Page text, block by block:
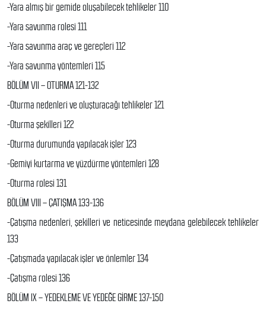
-Yara almış bir gemide oluşabilecek tehlikeler 110
-Yara savunma rolesi 111
-Yara savunma araç ve gereçleri 112
-Yara savunma yöntemleri 115
BÖLÜM VII – OTURMA 121-132
-Oturma nedenleri ve oluşturacağı tehlikeler 121
-Oturma şekilleri 122
-Oturma durumunda yapılacak işler 123
-Gemiyi kurtarma ve yüzdürme yöntemleri 128
-Oturma rolesi 131
BÖLÜM VIII – ÇATIŞMA 133-136
-Çatışma nedenleri, şekilleri ve neticesinde meydana gelebilecek tehlikeler
133
-Çatışmada yapılacak işler ve önlemler 134
-Çatışma rolesi 136
BÖLÜM IX – YEDEKLEME VE YEDEĞE GİRME 137-150